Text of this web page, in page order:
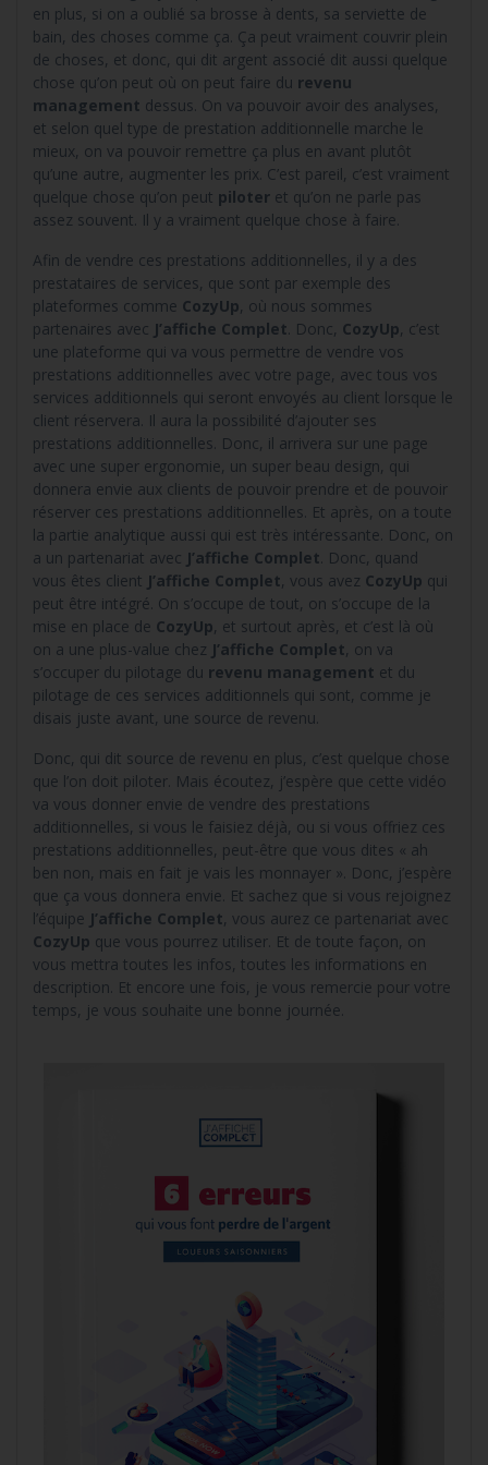
en plus, si on a oublié sa brosse à dents, sa serviette de
bain, des choses comme ça. Ça peut vraiment couvrir plein
de choses, et donc, qui dit argent associé dit aussi quelque
chose qu’on peut où on peut faire du revenu
management dessus. On va pouvoir avoir des analyses,
et selon quel type de prestation additionnelle marche le
mieux, on va pouvoir remettre ça plus en avant plutôt
qu’une autre, augmenter les prix. C’est pareil, c’est vraiment
quelque chose qu’on peut piloter et qu’on ne parle pas
assez souvent. Il y a vraiment quelque chose à faire.
Afin de vendre ces prestations additionnelles, il y a des
prestataires de services, que sont par exemple des
plateformes comme CozyUp, où nous sommes
partenaires avec J’affiche Complet . Donc, CozyUp, c’est
une plateforme qui va vous permettre de vendre vos
prestations additionnelles avec votre page, avec tous vos
services additionnels qui seront envoyés au client lorsque le
client réservera. Il aura la possibilité d’ajouter ses
prestations additionnelles. Donc, il arrivera sur une page
avec une super ergonomie, un super beau design, qui
donnera envie aux clients de pouvoir prendre et de pouvoir
réserver ces prestations additionnelles. Et après, on a toute
la partie analytique aussi qui est très intéressante. Donc, on
a un partenariat avec J’affiche Complet . Donc, quand
vous êtes client J’affiche Complet, vous avez CozyUp qui
peut être intégré. On s’occupe de tout, on s’occupe de la
mise en place de CozyUp, et surtout après, et c’est là où
on a une plus-value chez J’affiche Complet, on va
s’occuper du pilotage du revenu management et du
pilotage de ces services additionnels qui sont, comme je
disais juste avant, une source de revenu.
Donc, qui dit source de revenu en plus, c’est quelque chose
que l’on doit piloter. Mais écoutez, j’espère que cette vidéo
va vous donner envie de vendre des prestations
additionnelles, si vous le faisiez déjà, ou si vous offriez ces
prestations additionnelles, peut-être que vous dites « ah
ben non, mais en fait je vais les monnayer ». Donc, j’espère
que ça vous donnera envie. Et sachez que si vous rejoignez
l’équipe J’affiche Complet, vous aurez ce partenariat avec
CozyUp que vous pourrez utiliser. Et de toute façon, on
vous mettra toutes les infos, toutes les informations en
description. Et encore une fois, je vous remercie pour votre
temps, je vous souhaite une bonne journée.